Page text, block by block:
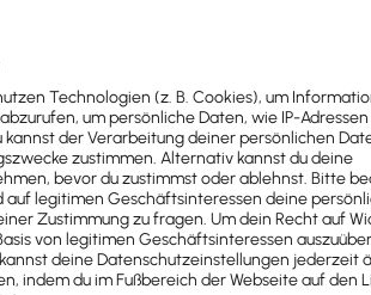
bietet die Excel-Vorlage eine